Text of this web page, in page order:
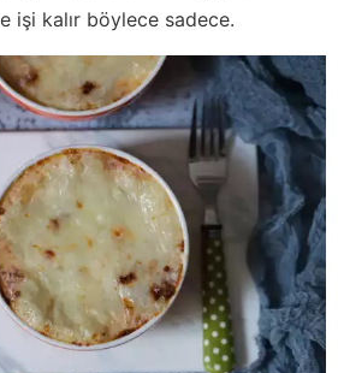
işi kalır böylece sadece.